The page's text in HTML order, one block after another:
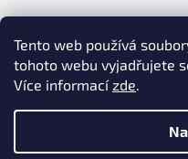
Tento web používá
tohoto webu vyjadřujete
Více informacízde.
Facebook